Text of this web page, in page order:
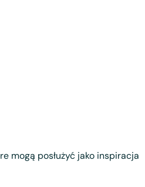
mogą posłużyć jako inspiracja